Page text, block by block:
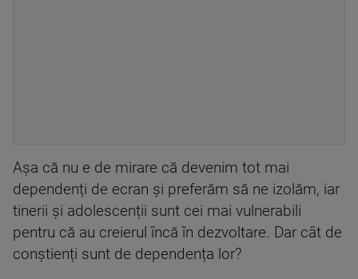
Așa că nu e de mirare că devenim tot mai
dependenți de ecran și preferăm să ne izolăm, iar
tinerii și adolescenții sunt cei mai vulnerabili
pentru că au creierul încă în dezvoltare. Dar cât de
conștienți sunt de dependența lor?